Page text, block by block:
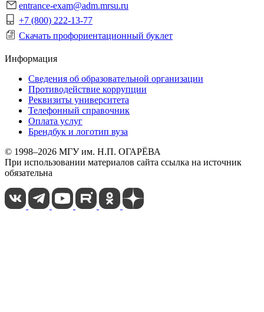
entrance-exam@adm.mrsu.ru
+7 (800) 222-13-77
Скачать профориентационный буклет
Информация
Сведения об образовательной организации
Противодействие коррупции
Реквизиты университета
Телефонный справочник
Оплата услуг
Брендбук и логотип вуза
© 1998–2026 МГУ им. Н.П. ОГАРЁВА
При использовании материалов сайта ссылка на источник
обязательна